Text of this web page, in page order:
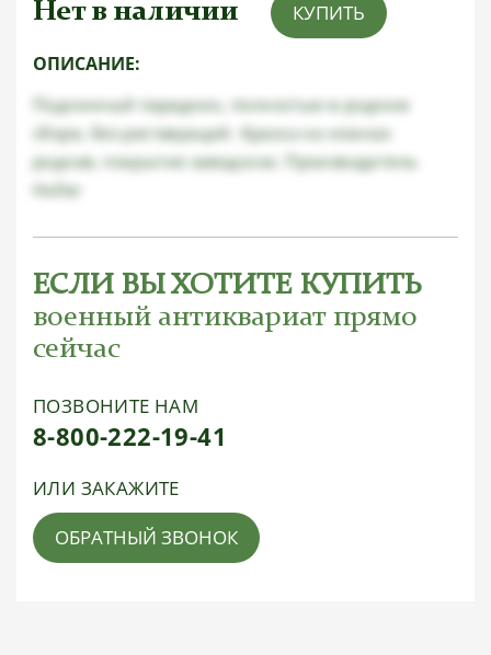
Нет в наличии КУПИТЬ
ОПИСАНИЕ:
Подлинный парадник, полностью в родном
сборе, без реставраций. Краска на ножнах
родная, покрытие заводское. Производитель
Holler
ЕСЛИ ВЫ ХОТИТЕ КУПИТЬ
военный антиквариат прямо
сейчас
ПОЗВОНИТЕ НАМ
8-800-222-19-41
ИЛИ ЗАКАЖИТЕ
ОБРАТНЫЙ ЗВОНОК